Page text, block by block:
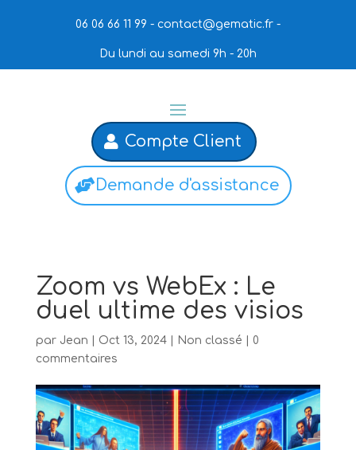
06 06 66 11 99 - contact@gematic.fr -
Du lundi au samedi 9h - 20h
Compte Client
Demande d'assistance
Zoom vs WebEx : Le
duel ultime des visios
par Jean Oct 13, 2024| Non classé
0
commentaires